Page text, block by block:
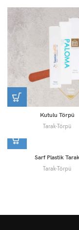
Kutulu Törpü
Tarak-Törpü
Sarf Plastik
Tarak-Törpü